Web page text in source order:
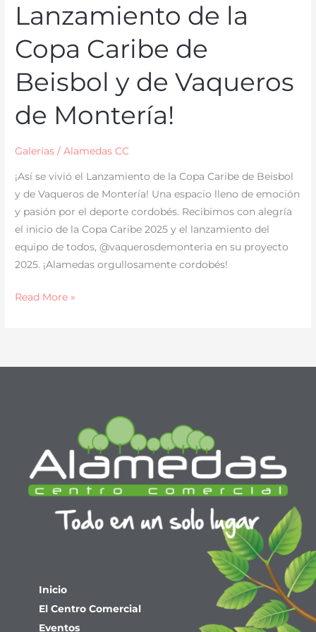
Lanzamiento de la
Copa Caribe de
Beisbol y de Vaqueros
de Montería!
Galerías /Alamedas CC
¡Así se vivió el Lanzamiento de la Copa Caribe de Beisbol
y de Vaqueros de Montería! Una espacio lleno de emoción
y pasión por el deporte cordobés. Recibimos con alegría
el inicio de la Copa Caribe 2025 y el lanzamiento del
equipo de todos, @vaquerosdemonteria en su proyecto
2025. ¡Alamedas orgullosamente cordobés!
Read More »
Inicio
El Centro Comercial
Eventos